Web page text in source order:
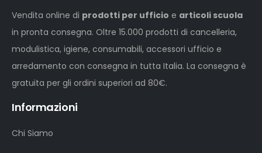
Vendita online di prodotti per ufficio e articoli scuola
in pronta consegna. Oltre 15.000 prodotti di cancelleria,
modulistica, igiene, consumabili, accessori ufficio e
arredamento con consegna in tutta Italia. La consegna è
gratuita per gli ordini superiori ad 80€.
Informazioni
Chi Siamo